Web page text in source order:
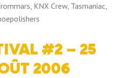
KNX Crew, Tasmaniac,
#2 – 25
2006